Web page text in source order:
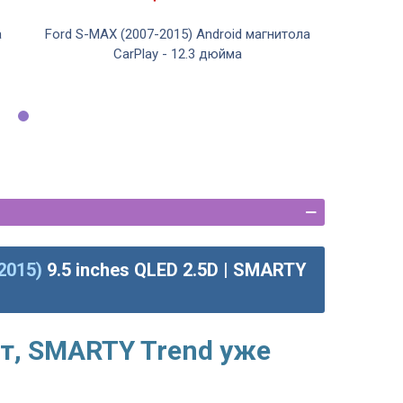
Ford S-MAX (2007-2015) Android магнитола
CarPlay - 12.3 дюйма
9.5 inches QLED 2.5D | SMARTY
SMARTY Trend уже